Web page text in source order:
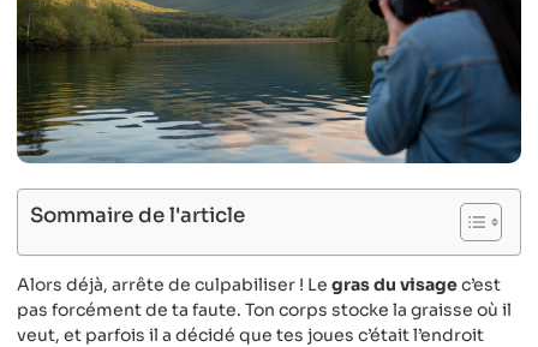
Sommaire de l'article
Alors déjà, arrête de culpabiliser ! Le gras du visagec’est
pas forcément de ta faute. Ton corps stocke la graisse où il
veut, et parfois il a décidé que tes joues c’était l’endroit